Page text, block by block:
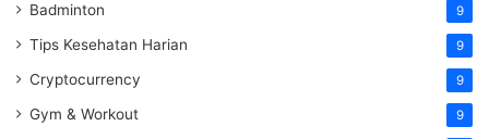
Badminton 9
Tips Kesehatan Harian 9
Cryptocurrency 9
Gym & Workout 9